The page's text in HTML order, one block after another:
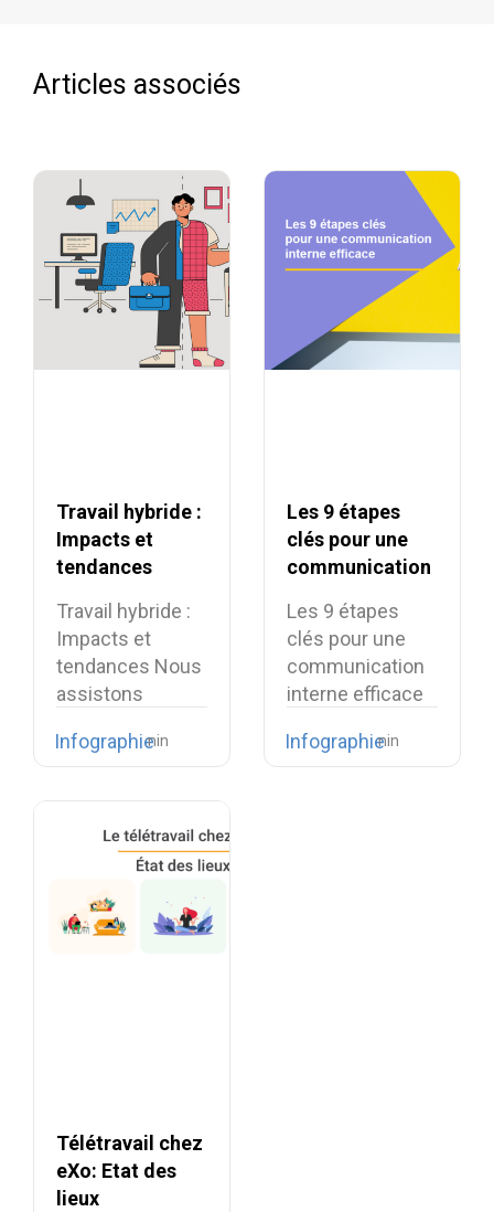
Articles associés
Travail hybride :
Impacts et
tendances
Travail hybride :
Impacts et
tendances Nous
assistons
essor…
Infographie
Les 9 étapes
clés pour une
communication
Les 9 étapes
clés pour une
communication
interne efficace
communication
Infographie
Télétravail chez
eXo: Etat des
lieux